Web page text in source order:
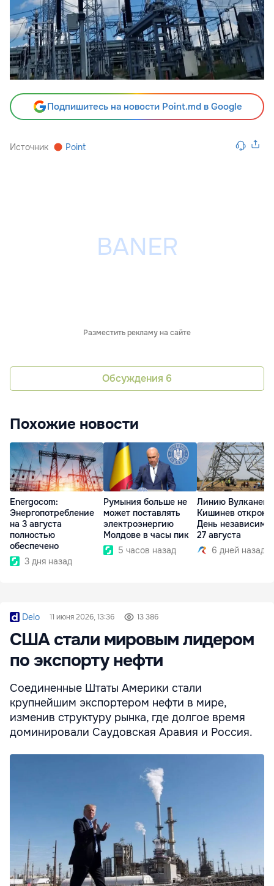
Подпишитесь на новости Point.md в Google
Источник Point
Разместить рекламу на сайте
Обсуждения 6
Похожие новости
Energocom:
Энергопотребление
на 3 августа
полностью
обеспечено
3 дня назад
Румыния больше не
может поставлять
электроэнергию
Молдове в часы пик
5 часов назад
Линию
Кишинев
День
27 августа
6 дней назад
Delo 11 июня 2026, 13:36 13 386
США стали мировым лидером
по экспорту нефти
Соединенные Штаты Америки стали
крупнейшим экспортером нефти в мире,
изменив структуру рынка, где долгое время
доминировали Саудовская Аравия и Россия.